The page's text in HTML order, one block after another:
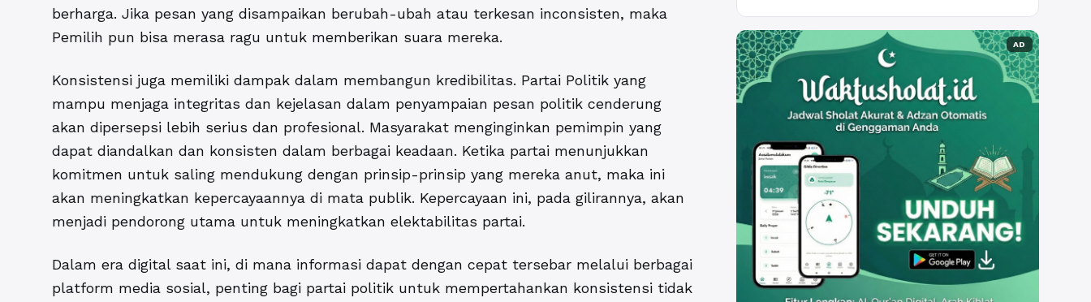
berharga. Jika pesan yang disampaikan berubah-ubah atau terkesan inconsisten, maka
Pemilih pun bisa merasa ragu untuk memberikan suara mereka.
Konsistensi juga memiliki dampak dalam membangun kredibilitas. Partai Politik yang
mampu menjaga integritas dan kejelasan dalam penyampaian pesan politik cenderung
akan dipersepsi lebih serius dan profesional. Masyarakat menginginkan pemimpin yang
dapat diandalkan dan konsisten dalam berbagai keadaan. Ketika partai menunjukkan
komitmen untuk saling mendukung dengan prinsip-prinsip yang mereka anut, maka ini
akan meningkatkan kepercayaannya di mata publik. Kepercayaan ini, pada gilirannya, akan
menjadi pendorong utama untuk meningkatkan elektabilitas partai.
Dalam era digital saat ini, di mana informasi dapat dengan cepat tersebar melalui berbagai
platform media sosial, penting bagi partai politik untuk mempertahankan konsistensi tidak
AD